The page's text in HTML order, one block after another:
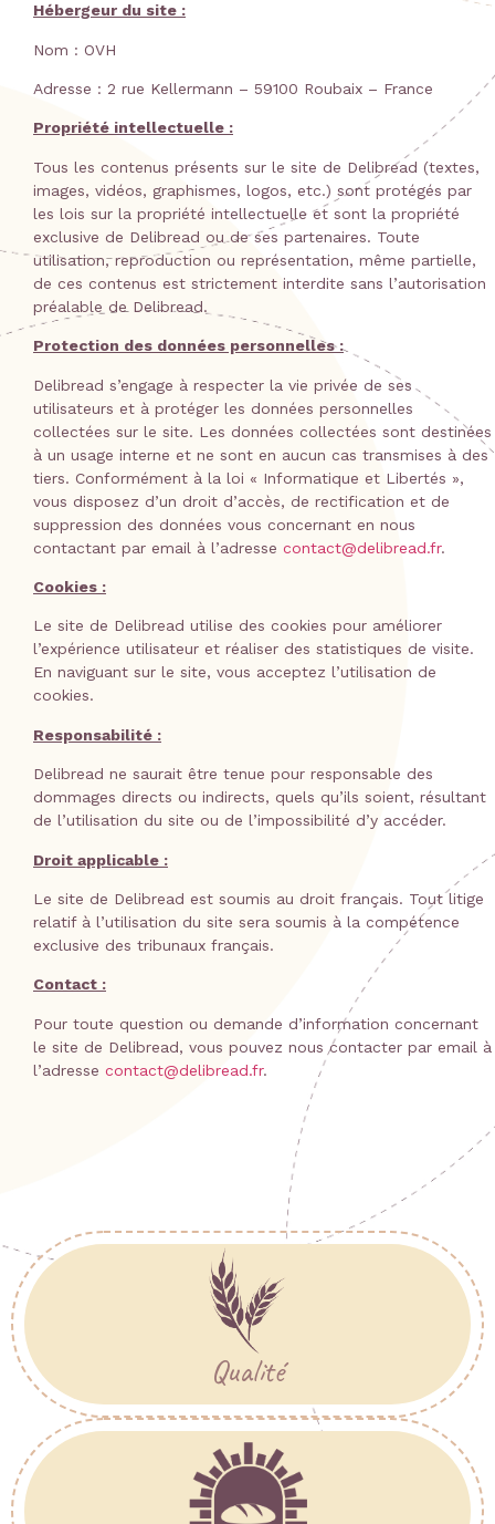
Hébergeur du site :
Nom : OVH
Adresse : 2 rue Kellermann – 59100 Roubaix – France
Propriété intellectuelle :
Tous les contenus présents sur le site de Delibread (textes,
images, vidéos, graphismes, logos, etc.) sont protégés par
les lois sur la propriété intellectuelle et sont la propriété
exclusive de Delibread ou de ses partenaires. Toute
utilisation, reproduction ou représentation, même partielle,
de ces contenus est strictement interdite sans l’autorisation
préalable de Delibread.
Protection des données personnelles :
Delibread s’engage à respecter la vie privée de ses
utilisateurs et à protéger les données personnelles
collectées sur le site. Les données collectées sont destinées
à un usage interne et ne sont en aucun cas transmises à des
tiers. Conformément à la loi « Informatique et Libertés »,
vous disposez d’un droit d’accès, de rectification et de
suppression des données vous concernant en nous
contactant par email à l’adresse contact@delibread.fr.
Cookies :
Le site de Delibread utilise des cookies pour améliorer
l’expérience utilisateur et réaliser des statistiques de visite.
En naviguant sur le site, vous acceptez l’utilisation de
cookies.
Responsabilité :
Delibread ne saurait être tenue pour responsable des
dommages directs ou indirects, quels qu’ils soient, résultant
de l’utilisation du site ou de l’impossibilité d’y accéder.
Droit applicable :
Le site de Delibread est soumis au droit français. Tout litige
relatif à l’utilisation du site sera soumis à la compétence
exclusive des tribunaux français.
Contact :
Pour toute question ou demande d’information concernant
le site de Delibread, vous pouvez nous contacter par email à
l’adresse contact@delibread.fr.
Qualité